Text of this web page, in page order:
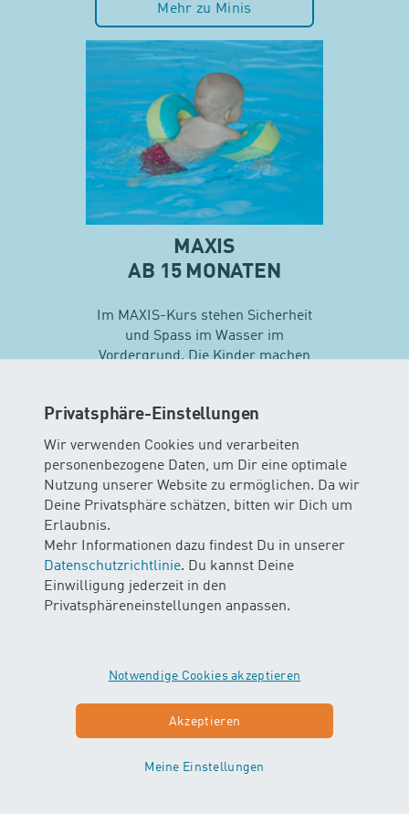
Privatsphäre-Einstellungen
Wir verwenden Cookies und verarbeiten
personenbezogene Daten, um Dir eine optimale
Nutzung unserer Website zu ermöglichen. Da wir
Deine Privatsphäre schätzen, bitten wir Dich um
Erlaubnis.
Mehr Informationen dazu findest Du in unserer
Datenschutzrichtlinie. Du kannst Deine
Einwilligung jederzeit in den
Privatsphäreneinstellungen anpassen.
Notwendige Cookies akzeptieren
Akzeptieren
Meine Einstellungen
Mehr zu Minis
MAXIS
AB 15 MONATEN
Im MAXIS-Kurs stehen Sicherheit
und Spass im Wasser im
Vordergrund. Die Kinder machen
Schwimmtechniken…
Mehr zu Maxis
MASTERS
AB 2.5 JAHREN
Selbstständigkeit und Spass im